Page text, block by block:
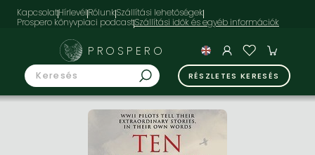
KapcsolatHírlevélRólunkSzállítási lehetőségek
Prospero könyvpiaci podcast
PROSPERO
RÉSZLETES KERESÉS